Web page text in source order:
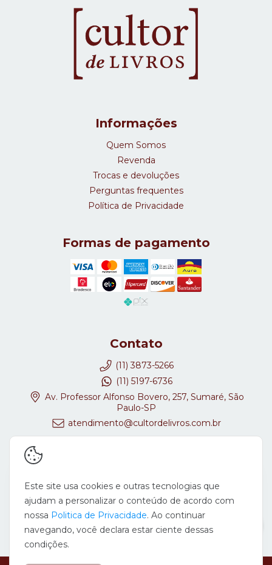
Informações
Quem Somos
Revenda
Trocas e devoluções
Perguntas frequentes
Política de Privacidade
Formas de pagamento
Contato
(11) 3873-5266
(11) 5197-6736
Av. Professor Alfonso Bovero, 257, Sumaré, São
Paulo-SP
atendimento@cultordelivros.com.br
Este site usa cookies e outras tecnologias que
ajudam a personalizar o conteúdo de acordo com
nossa Politica de Privacidade. Ao continuar
navegando, você declara estar ciente dessas
condições.